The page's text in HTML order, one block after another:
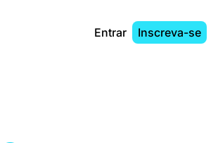
Entrar Inscreva-se